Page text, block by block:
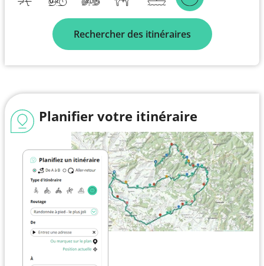
Rechercher des itinéraires
Planifier votre itinéraire